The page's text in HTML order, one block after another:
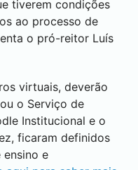
tiverem condições
ao processo de
o pró-reitor Luís
virtuais, deverão
o Serviço de
Institucional e o
ficaram definidos
e